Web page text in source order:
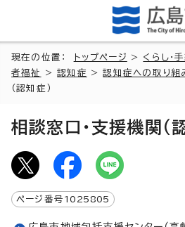
現在の位置： トップページ > くらし・
者福祉
>認知症 >認知症への取り組
（認知症）
相談窓口・支援機関（
ページ番号 1025805